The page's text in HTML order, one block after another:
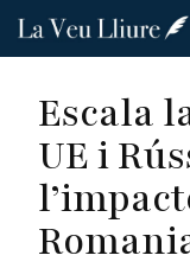
Vés
Escala
UE i